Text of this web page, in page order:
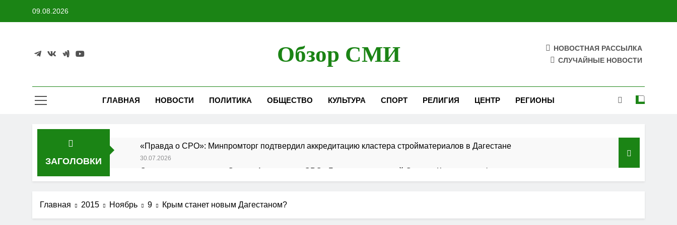
09.08.2026
Обзор СМИ
НОВОСТНАЯ РАССЫЛКА
СЛУЧАЙНЫЕ НОВОСТИ
ГЛАВНАЯ НОВОСТИ ПОЛИТИКА ОБЩЕСТВО КУЛЬТУРА СПОРТ РЕЛИГИЯ ЦЕНТР РЕГИОНЫ
ЗАГОЛОВКИ
«Правда о СРО»: Минпромторг подтвердил аккредитацию кластера стройматериалов в Дагестане
30.07.2026
Состоялось заседание Совета Ассоциации СРО «Гильдия строителей Северо-Кавказского федерального округа»
27.07.2026
25.07.2026
АО «Мостоотряд» завершает работы по строительству новой взлетно-посадочной полосы
Главная 2015 Ноябрь 9 Крым станет новым Дагестаном?